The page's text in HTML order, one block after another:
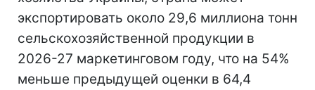
экспортировать около 29,6 миллиона тонн
сельскохозяйственной продукции в
2026-27 маркетинговом году, что на 54%
меньше предыдущей оценки в 64,4